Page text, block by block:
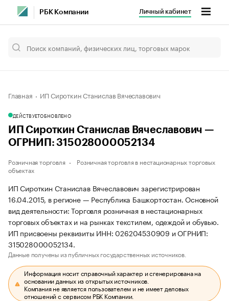
РБК Компании Личный кабинет
Главная ИП Сироткин Станислав Вячеславович
ДЕЙСТВУЕТОБНОВЛЕНО
ИП Сироткин Станислав Вячеславович —
ОГРНИП: 315028000052134
Розничная торговля
Розничная торговля в нестационарных торговых
объектах
ИП Сироткин Станислав Вячеславович зарегистрирован
16.04.2015, в регионе — Республика Башкортостан. Основной
вид деятельности: Торговля розничная в нестационарных
торговых объектах и на рынках текстилем, одеждой и обувью.
ИП присвоены реквизиты ИНН: 026204530909 и ОГРНИП:
315028000052134.
Данные получены из публичных государственных источников.
Информация носит справочный характер и сгенерирована на
основании данных из открытых источников.
Компания не является пользователем и не имеет деловых
отношений с сервисом РБК Компании.